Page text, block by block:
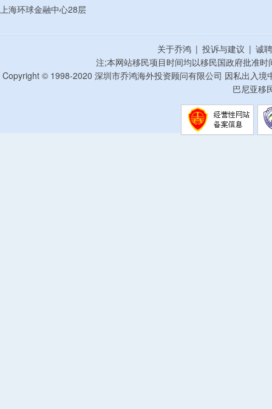
上海环球金融中心28层
关于乔鸿 | 投诉与建议 | 诚
注;本网站移民项目时间均以移民国政府批准
Copyright © 1998-2020 深圳市乔鸿海外投资顾问有限公司 因私出入
巴尼亚移